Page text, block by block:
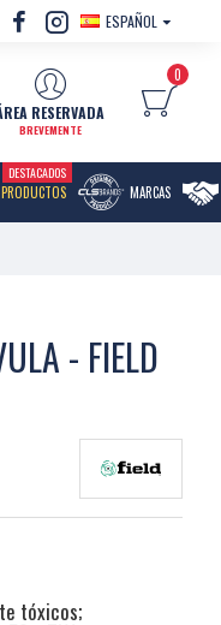
ESPAÑOL
RESERVADA
BREVEMENTE
0
DESTACADOS
MARCAS
- FIELD
tóxicos;